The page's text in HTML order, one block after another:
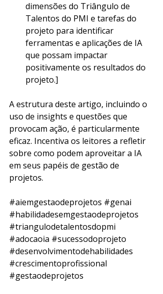
dimensões do Triângulo de
Talentos do PMI e tarefas do
projeto para identificar
ferramentas e aplicações de IA
que possam impactar
positivamente os resultados do
projeto.]
A estrutura deste artigo, incluindo o
uso de insights e questões que
provocam ação, é particularmente
eficaz. Incentiva os leitores a refletir
sobre como podem aproveitar a IA
em seus papéis de gestão de
projetos.
#aiemgestaodeprojetos #genai
#habilidadesemgestaodeprojetos
#triangulodetalentosdopmi
#adocaoia #sucessodoprojeto
#desenvolvimentodehabilidades
#crescimentoprofissional
#gestaodeprojetos